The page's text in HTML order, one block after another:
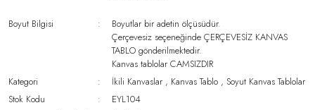
Boyut Bilgisi
Boyutlar bir adetin ölçüsüdür.
Çerçevesiz seçeneğinde ÇERÇEVESİZ KANVAS
TABLO gönderilmektedir.
Kanvas tablolar CAMSIZDIR
Kategori
İkili Kanvaslar , Kanvas Tablo ,Soyut Kanvas Tablolar
Stok Kodu
EYL104